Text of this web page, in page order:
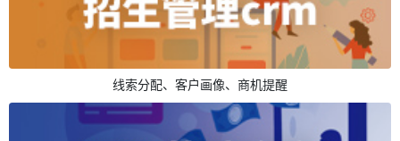
线索分配、客户画像、商机提醒